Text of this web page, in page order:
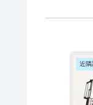
近隣